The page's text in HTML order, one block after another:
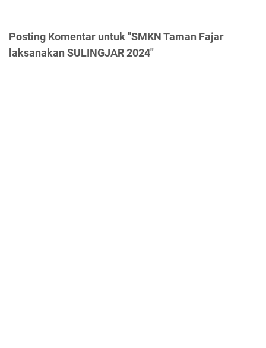
Posting Komentar untuk "SMKN Taman Fajar
laksanakan SULINGJAR 2024"